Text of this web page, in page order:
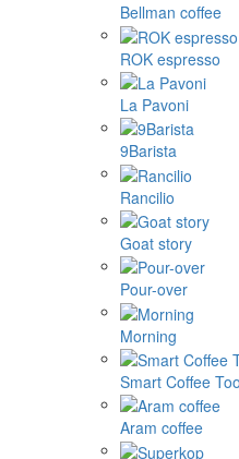
Bellman coffee
ROK espresso
La Pavoni
9Barista
Rancilio
Goat story
Pour-over
Morning
Smart Coffee
Aram coffee